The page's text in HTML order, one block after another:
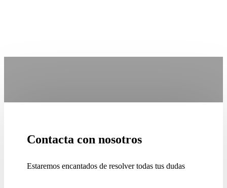
Contacta con nosotros
Estaremos encantados de resolver todas tus dudas